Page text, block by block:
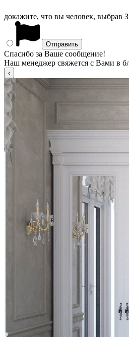
докажите, что вы человек, выбрав
Спасибо за Ваше сообщение!
Наш менеджер свяжется с Вами в